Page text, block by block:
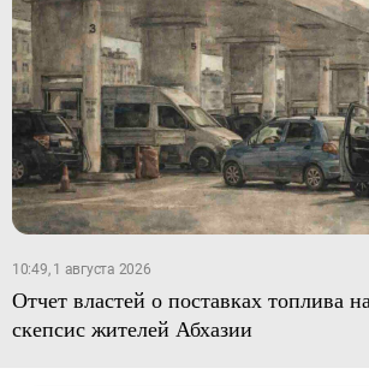
10:49, 1 августа 2026
Отчет властей о поставках топлива
скепсис жителей Абхазии